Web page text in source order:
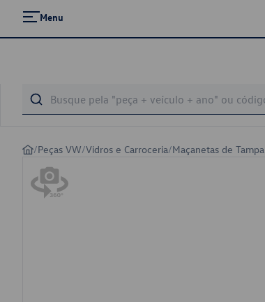
Menu
/Peças VW/Vidros e Carroceria/Maçanetas de Tampa